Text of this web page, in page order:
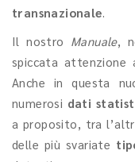
transnazionale.
Il nostro Manuale,
spiccata
Anche in questa
numerosi dati
a proposito, tra
delle più svariate